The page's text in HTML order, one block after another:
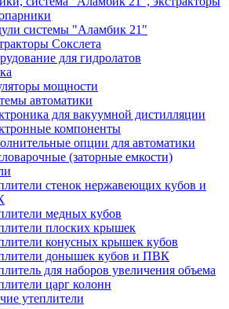
системы "Аламбик 21"
Сокслета
для гидролатов
мощности
автоматики
для вакуумной дистилляции
компоненты
опции для автоматики
(заторные емкости)
стенок нержавеющих кубов и
медных кубов
плоских крышек
конусных крышек кубов
донышек кубов и ПВК
для наборов увеличения объема
царг колонн
утеплители